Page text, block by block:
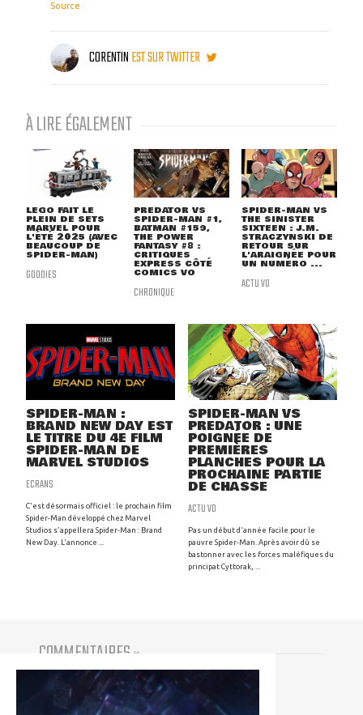
Source
CORENTINEST SUR TWITTER
À LIRE ÉGALEMENT
LEGO FAIT LE
PLEIN DE SETS
MARVEL POUR
L'ÉTÉ 2025 (AVEC
BEAUCOUP DE
SPIDER-MAN)
GOODIES
PREDATOR VS
SPIDER-MAN #1,
BATMAN #159,
THE POWER
FANTASY #8 :
CRITIQUES
EXPRESS CÔTÉ
COMICS VO
CHRONIQUE
SPIDER-MAN VS
THE SINISTER
SIXTEEN : J.M.
STRACZYNSKI DE
RETOUR SUR
L'ARAIGNÉE POUR
UN NUMÉRO ...
ACTU VO
SPIDER-MAN :
BRAND NEW DAY EST
LE TITRE DU 4E FILM
SPIDER-MAN DE
MARVEL STUDIOS
ECRANS
C'est désormais officiel : le prochain film
Spider-Man développé chez Marvel
Studios s'appellera Spider-Man : Brand
New Day. L'annonce ...
SPIDER-MAN VS
PREDATOR : UNE
POIGNÉE DE
PREMIÈRES
PLANCHES POUR LA
PROCHAINE PARTIE
DE CHASSE
ACTU VO
Pas un début d'année facile pour le
pauvre Spider-Man. Après avoir dû se
bastonner avec les forces maléfiques du
principat Cyttorak, ...
COMMENTAIRES (0)
Vous devez être connecté pour participer